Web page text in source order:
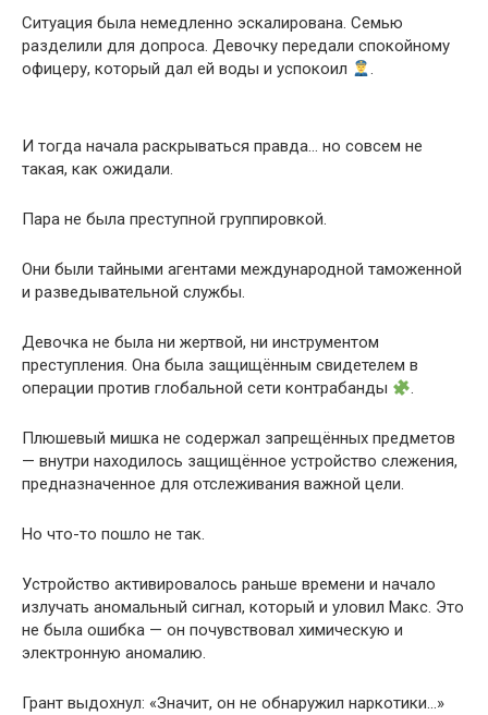
Ситуация была немедленно эскалирована. Семью
разделили для допроса. Девочку передали спокойному
офицеру, который дал ей воды и успокоил
.
И тогда начала раскрываться правда… но совсем не
такая, как ожидали.
Пара не была преступной группировкой.
Они были тайными агентами международной таможенной
и разведывательной службы.
Девочка не была ни жертвой, ни инструментом
преступления. Она была защищённым свидетелем в
операции против глобальной сети контрабанды
.
Плюшевый мишка не содержал запрещённых предметов
— внутри находилось защищённое устройство слежения,
предназначенное для отслеживания важной цели.
Но что-то пошло не так.
Устройство активировалось раньше времени и начало
излучать аномальный сигнал, который и уловил Макс. Это
не была ошибка — он почувствовал химическую и
электронную аномалию.
Грант выдохнул: «Значит, он не обнаружил наркотики…»